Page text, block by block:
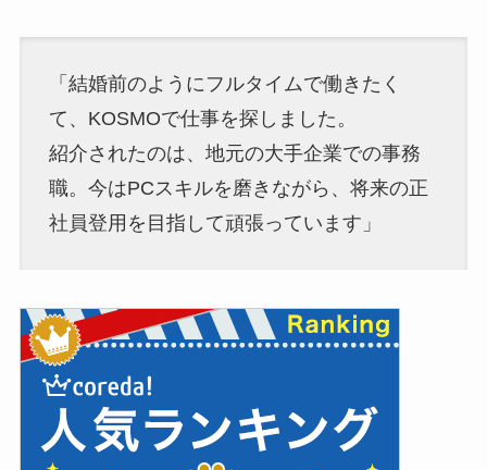
「結婚前のようにフルタイムで働きたく
て、KOSMOで仕事を探しました。
紹介されたのは、地元の大手企業での事務
職。今はPCスキルを磨きながら、将来の正
社員登用を目指して頑張っています」